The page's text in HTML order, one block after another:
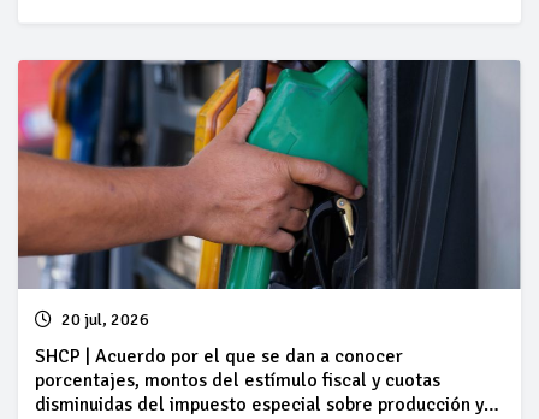
periodo comprendido del 18 al 24 de julio de 2026
20 jul, 2026
SHCP | Acuerdo por el que se dan a conocer
porcentajes, montos del estímulo fiscal y cuotas
disminuidas del impuesto especial sobre producción y